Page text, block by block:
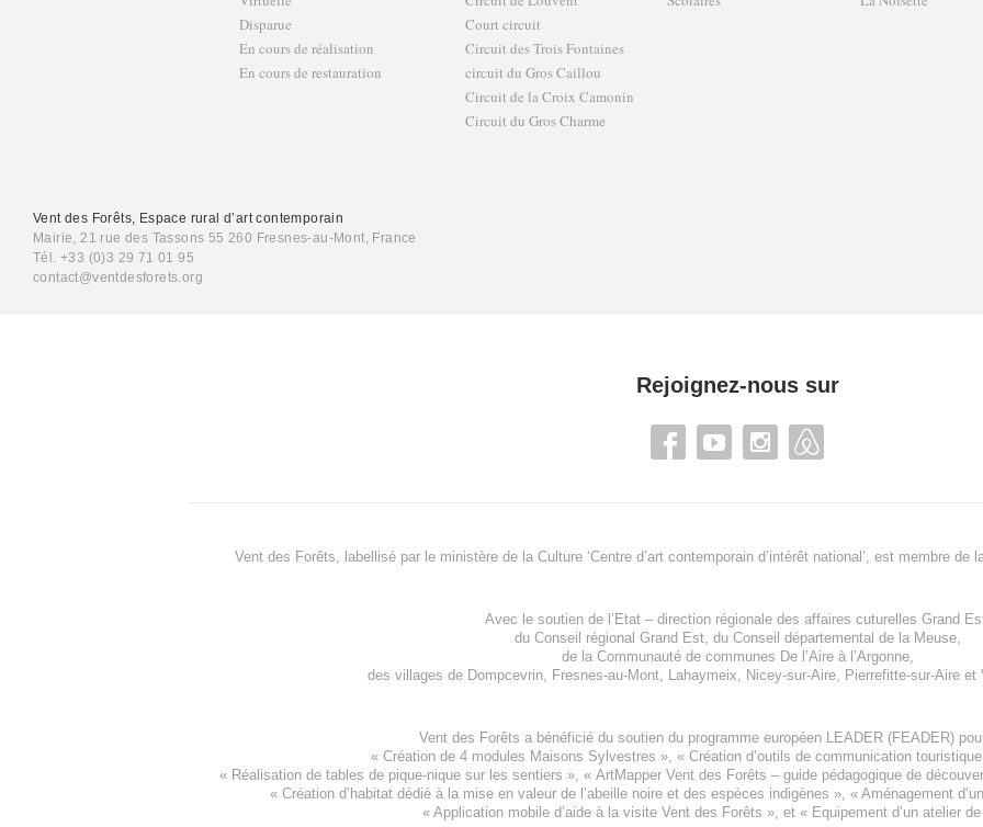
Disparue
En cours de réalisation
En cours de restauration
Court circuit
Circuit des Trois Fontaines
circuit du Gros Caillou
Circuit de la Croix Camonin
Circuit du Gros Charme
Vent des Forêts, Espace rural d’art contemporain
Mairie, 21 rue des Tassons 55 260 Fresnes-au-Mont, France
Tél. +33 (0)3 29 71 01 95
contact@ventdesforets.org
Rejoignez-nous sur
Vent des Forêts, labellisé par le ministère de la Culture ‘Centre d’art contemporain d’intérêt national’, est membre de
Avec le soutien de l’ Etat – direction régionale des affaires cuturelles Grand
du Conseil régional Grand Est, du Conseil départemental de la Meuse,
de la Communauté de communes De l’Aire à l’Argonne,
des villages de Dompcevrin, Fresnes-au-Mont, Lahaymeix, Nicey-sur-Aire, Pierrefitte-sur-Aireet
Vent des Forêts a bénéficié du soutien du programme européen LEADER (FEADER)
« Création de 4 modules Maisons Sylvestres », « Création d’outils de communication
« Réalisation de tables de pique-nique sur les sentiers », « ArtMapper Vent des Forêts – guide pédagogique de
« Création d’habitat dédié à la mise en valeur de l’abeille noire et des espèces indigènes », « Aménagement
« Application mobile d’aide à la visite Vent des Forêts », et « Equipement d’un atelier